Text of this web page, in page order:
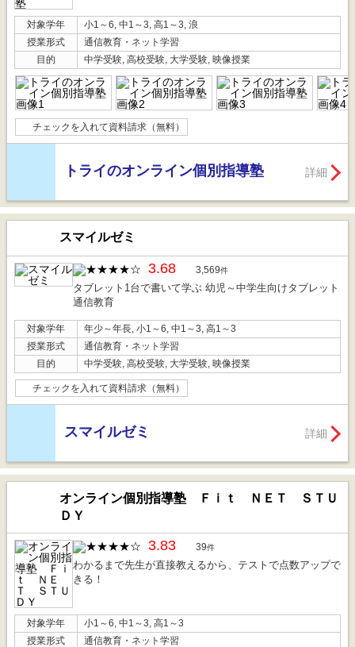
対象学年
小1～6, 中1～3, 高1～3, 浪
授業形式
通信教育・ネット学習
目的
中学受験, 高校受験, 大学受験, 映像授業
チェックを入れて資料請求（無料）
トライのオンライン個別指導塾 詳細
スマイルゼミ
3.68 3,569件
タブレット1台で書いて学ぶ 幼児～中学生向けタブレット
通信教育
対象学年
年少～年長, 小1～6, 中1～3, 高1～3
授業形式
通信教育・ネット学習
目的
中学受験, 高校受験, 大学受験, 映像授業
チェックを入れて資料請求（無料）
スマイルゼミ 詳細
オンライン個別指導塾 Ｆｉｔ ＮＥＴ ＳＴＵ
ＤＹ
3.83 39件
わかるまで先生が直接教えるから、テストで点数アップで
きる！
対象学年
小1～6, 中1～3, 高1～3
授業形式
通信教育・ネット学習